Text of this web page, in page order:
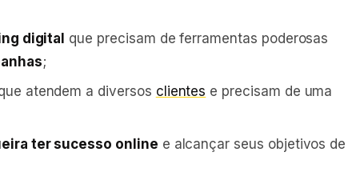
digital
que precisam de ferramentas poderosas
;
atendem a diversos clientes e precisam de uma
ter sucesso online e alcançar seus objetivos de